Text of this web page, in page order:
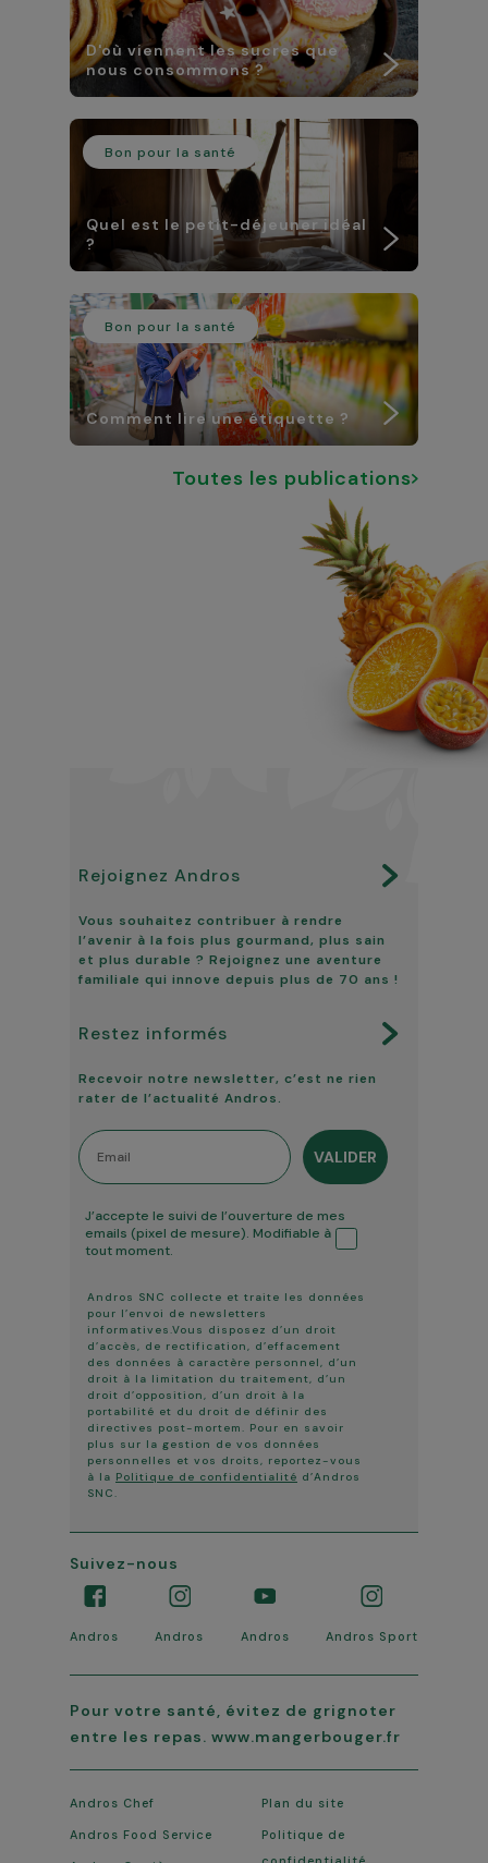
D'où viennent les sucres que
nous consommons ?
Bon pour la santé
Quel est le petit-déjeuner idéal
?
Bon pour la santé
Comment lire une étiquette ?
Toutes les publications
Rejoignez Andros
Vous souhaitez contribuer à rendre
l’avenir à la fois plus gourmand, plus sain
et plus durable ? Rejoignez une aventure
familiale qui innove depuis plus de 70 ans !
Restez informés
Recevoir notre newsletter, c’est ne rien
rater de l’actualité Andros.
Email
VALIDER
Tracking ouverture
J’accepte le suivi de l’ouverture de mes
emails (pixel de mesure). Modifiable à
tout moment.
Andros SNC collecte et traite les données
pour l’envoi de newsletters
informatives.Vous disposez d’un droit
d’accès, de rectification, d’effacement
des données à caractère personnel, d’un
droit à la limitation du traitement, d’un
droit d’opposition, d’un droit à la
portabilité et du droit de définir des
directives post-mortem. Pour en savoir
plus sur la gestion de vos données
personnelles et vos droits, reportez-vous
à la Politique de confidentialité d’Andros
SNC.
Plan du site
Politique de
Andros Chef
Andros Food Service
Suivez-nous
Andros Andros Andros Andros Sport
Pour votre santé, évitez de grignoter
entre les repas. www.mangerbouger.fr